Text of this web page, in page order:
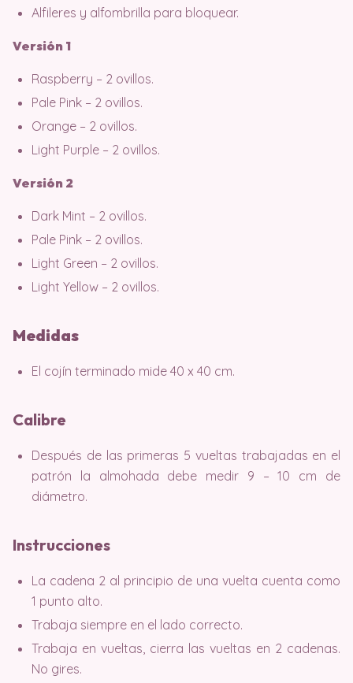
Alfileres y alfombrilla para bloquear.
Versión 1
Raspberry – 2 ovillos.
Pale Pink – 2 ovillos.
Orange – 2 ovillos.
Light Purple – 2 ovillos.
Versión 2
Dark Mint – 2 ovillos.
Pale Pink – 2 ovillos.
Light Green – 2 ovillos.
Light Yellow – 2 ovillos.
Medidas
El cojín terminado mide 40 x 40 cm.
Calibre
Después de las primeras 5 vueltas trabajadas en el
patrón la almohada debe medir 9 – 10 cm de
diámetro.
Instrucciones
La cadena 2 al principio de una vuelta cuenta como
1 punto alto.
Trabaja siempre en el lado correcto.
Trabaja en vueltas, cierra las vueltas en 2 cadenas.
No gires.